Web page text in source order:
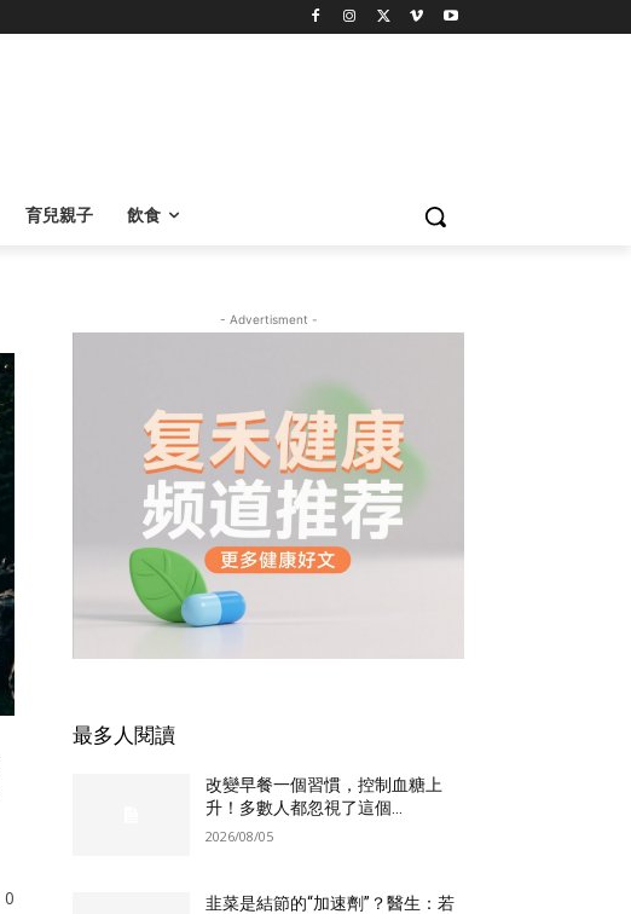
育兒親子 飲食
0
- Advertisment -
最多人閱讀
改變早餐一個習慣，控制血糖上
升！多數人都忽視了這個...
2026/08/05
韭菜是結節的“加速劑”？醫生：若